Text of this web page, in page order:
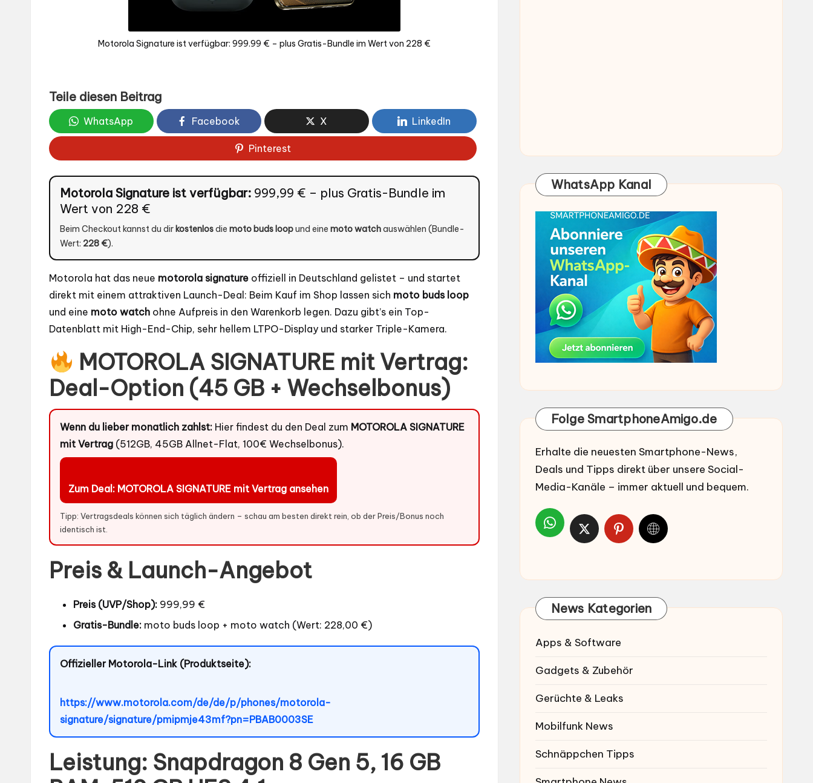
Motorola Signature ist verfügbar: 999.99 € – plus Gratis-Bundle im Wert von 228 €
Teile diesen Beitrag
WhatsApp Facebook X LinkedIn
Pinterest
Motorola Signature ist verfügbar: 999,99 € – plus Gratis-Bundle im
Wert von 228 €
Beim Checkout kannst du dir kostenlosdie moto buds loopund eine moto watchauswählen (Bundle-
Wert: 228 €).
Motorola hat das neue motorola signature offiziell in Deutschland gelistet – und startet
direkt mit einem attraktiven Launch-Deal: Beim Kauf im Shop lassen sich moto buds loop
und eine moto watch ohne Aufpreis in den Warenkorb legen. Dazu gibt’s ein Top-
Datenblatt mit High-End-Chip, sehr hellem LTPO-Display und starker Triple-Kamera.
MOTOROLA SIGNATURE mit Vertrag:
Deal-Option (45 GB + Wechselbonus)
Wenn du lieber monatlich zahlst: Hier findest du den Deal zum MOTOROLA SIGNATURE
mit Vertrag (512GB, 45GB Allnet-Flat, 100€ Wechselbonus).
Zum Deal: MOTOROLA SIGNATURE mit Vertrag ansehen
Tipp: Vertragsdeals können sich täglich ändern – schau am besten direkt rein, ob der Preis/Bonus noch
identisch ist.
Preis & Launch-Angebot
Preis (UVP/Shop): 999,99 €
Gratis-Bundle: moto buds loop + moto watch (Wert: 228,00 €)
Offizieller Motorola-Link (Produktseite):
https://www.motorola.com/de/de/p/phones/motorola-
signature/signature/pmipmje43mf?pn=PBAB0003SE
Leistung: Snapdragon 8 Gen 5, 16 GB
WhatsApp Kanal
Folge SmartphoneAmigo.de
Erhalte die neuesten Smartphone-News,
Deals und Tipps direkt über unsere Social-
Media-Kanäle – immer aktuell und bequem.
News Kategorien
Apps & Software
Gadgets & Zubehör
Gerüchte & Leaks
Mobilfunk News
Schnäppchen Tipps